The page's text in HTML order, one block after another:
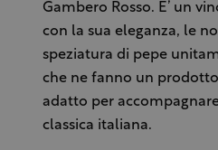
Gambero Rosso. E’ un
con la sua eleganza, le
speziatura di pepe
che ne fanno un
adatto per
classica italiana.